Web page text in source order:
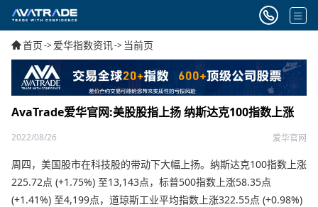
首页->爱华指数资讯-> 当前页
AvaTrade爱华官网:美股股指上扬 纳斯达克100指数上涨
2022/08/26 爱华官网
周四，美国股市在科技股的带动下大幅上扬。纳斯达克100指数上涨
225.72点 (+1.75%) 至13,143点，标普500指数上涨58.35点
(+1.41%) 至4,199点，道琼斯工业平均指数上涨322.55点 (+0.98%)